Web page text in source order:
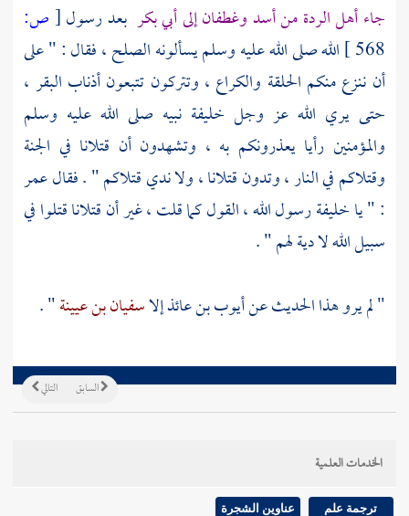
جاء أهل الردة منأسدوغطفانإلىأبي بكر بعد رسول[ص:
568 ] الله صلى الله عليه وسلم يسألونه الصلح ، فقال : " على
أن ننزع منكم الحلقة والكراع ، وتتركون تتبعون أذناب البقر ،
حتى يري الله عز وجل خليفة نبيه صلى الله عليه وسلم
والمؤمنين رأيا يعذرونكم به ، وتشهدون أن قتلانا في الجنة
وقتلاكم في النار ، وتدون قتلانا ، ولا ندي قتلاكم " . فقالعمر
: " يا خليفة رسول الله ، القول كما قلت ، غير أن قتلانا قتلوا في
سبيل الله لا دية لهم " .
" لم يرو هذا الحديث عنأيوب بن عائذإلاسفيان بن عيينة" .
التالي السابق
الخدمات العلمية
ترجمة علم عناوين الشجرة